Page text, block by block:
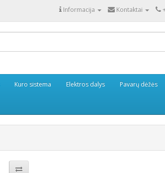
Informacija Kontaktai
Kuro sistema Elektros dalys Pavarų dėžės